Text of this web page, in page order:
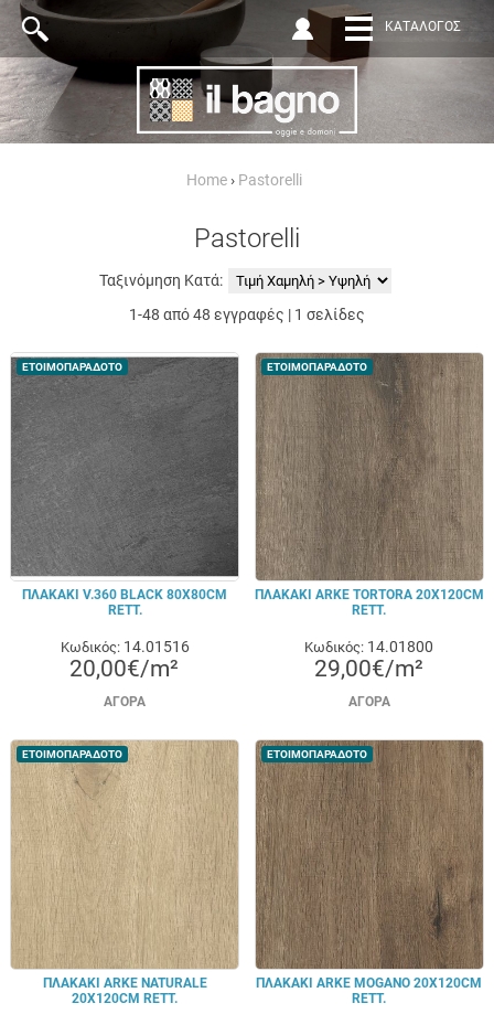
ΚΑΤΆΛΟΓΟΣ
Home › Pastorelli
Pastorelli
Ταξινόμηση Κατά:
1-48 από 48 εγγραφές | 1 σελίδες
ΕΤΟΙΜΟΠΑΡΑΔΟΤΟ
ΠΛΑΚΑΚΙ V.360 BLACK 80X80CM
RETT.
Κωδικός: 14.01516
20,00€/m²
ΑΓΟΡΆ
ΕΤΟΙΜΟΠΑΡΑΔΟΤΟ
ΠΛΑΚΑΚΙ ARKE TORTORA 20X120CM
RETT.
Κωδικός: 14.01800
29,00€/m²
ΑΓΟΡΆ
ΕΤΟΙΜΟΠΑΡΑΔΟΤΟ
ΠΛΑΚΑΚΙ ARKE NATURALE
20X120CM RETT.
ΕΤΟΙΜΟΠΑΡΑΔΟΤΟ
ΠΛΑΚΑΚΙ ARKE MOGANO 20X120CM
RETT.